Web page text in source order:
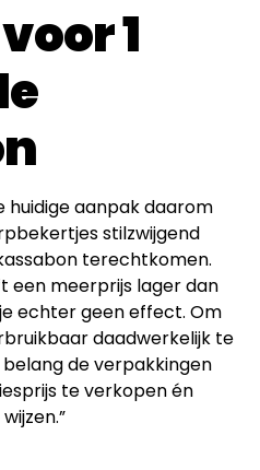
1
huidige aanpak daarom
stilzwijgend
terechtkomen.
een meerprijs lager dan
echter geen effect. Om
daadwerkelijk te
de verpakkingen
te verkopen én